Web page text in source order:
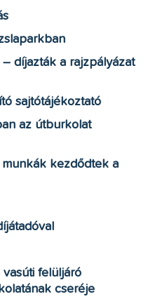
– díjazták a rajzpályázat
sajtótájékoztató
az útburkolat
kezdődtek a
felüljáró
cseréje